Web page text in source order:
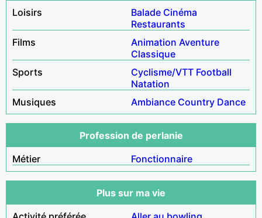
Loisirs
Balade Cinéma
Restaurants
Films
Animation Aventure
Classique
Sports
Cyclisme/VTT Football
Natation
Musiques
Ambiance Country Dance
Profession de perlanie
Métier
Fonctionnaire
Plus sur ma vie